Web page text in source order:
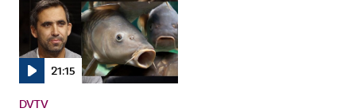
21:15
DVTV